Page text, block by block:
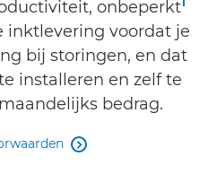
onbeperkt
inktlevering voordat je
bij storingen, en dat
installeren en zelf te
bedrag.
